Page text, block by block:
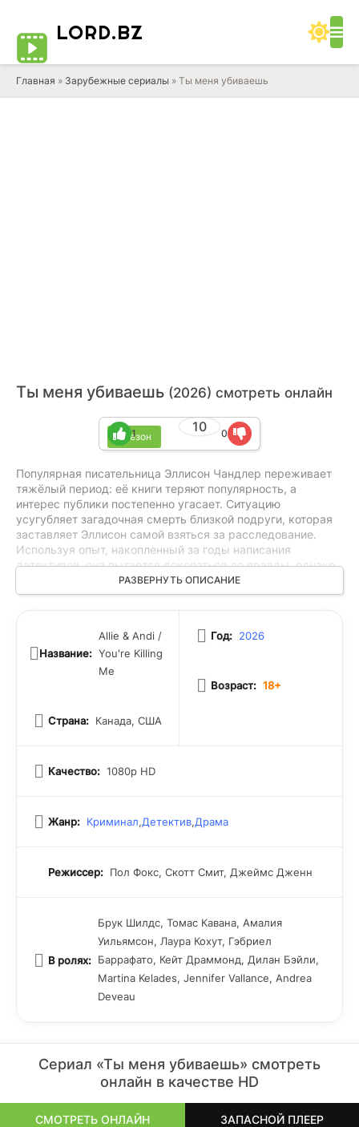
LORD.BZ
Главная » Зарубежные сериалы » Ты меня убиваешь
Ты меня убиваешь (2026) смотреть онлайн
1 сезон
10
1 0
Популярная писательница Эллисон Чандлер переживает
тяжёлый период: её книги теряют популярность, а
интерес публики постепенно угасает. Ситуацию
усугубляет загадочная смерть близкой подруги, которая
заставляет Эллисон самой взяться за расследование.
Используя опыт, накопленный за годы написания
детективов, она пытается докопаться до правды, однако
вскоре сталкивается с упрямым детективом Джеком
Керриганом и амбициозной ведущей криминального
опасные тайны, способные изменить жизни всех
участников расследования.
РАЗВЕРНУТЬ ОПИСАНИЕ
Название:
Allie & Andi /
You're Killing
Me
Страна: Канада, США
Год: 2026
Возраст: 18+
Качество: 1080p HD
Жанр: Криминал,Детектив,Драма
Режиссер: Пол Фокс, Скотт Смит, Джеймс Дженн
В ролях:
Брук Шилдс, Томас Кавана, Амалия
Уильямсон, Лаура Кохут, Гэбриел
Баррафато, Кейт Драммонд, Дилан Бэйли,
Martina Kelades, Jennifer Vallance, Andrea
Deveau
Сериал «Ты меня убиваешь» смотреть
онлайн в качестве HD
СМОТРЕТЬ ОНЛАЙН ЗАПАСНОЙ ПЛЕЕР